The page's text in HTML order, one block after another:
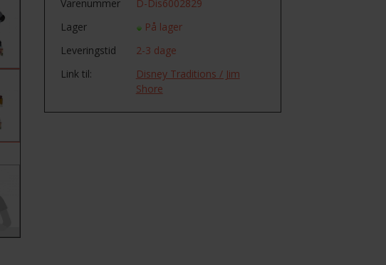
Varenummer
D-Dis6002829
Lager
På lager
Leveringstid
2-3 dage
Link til:
Disney Traditions / Jim
Shore